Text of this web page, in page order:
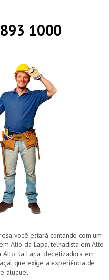
1000
você estará contando com um
Alto da Lapa, telhadista em Alto
da Lapa, dedetizadora em
que exige a experiência de
aluguel: